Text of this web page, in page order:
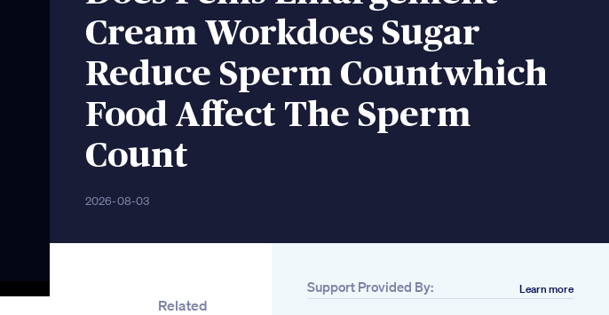
Cream Workdoes Sugar
Reduce Sperm Countwhich
Food Affect The Sperm
Count
2026-08-03
Related
Support Provided By: Learn more